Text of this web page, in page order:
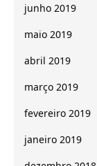
junho 2019
maio 2019
abril 2019
março 2019
fevereiro 2019
janeiro 2019